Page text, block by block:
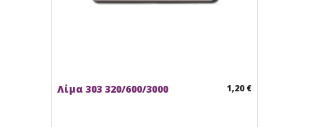
Λίμα 303 320/600/3000 1,20 €